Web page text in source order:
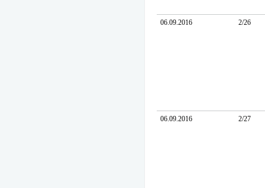
06.09.2016 2/26
06.09.2016 2/27